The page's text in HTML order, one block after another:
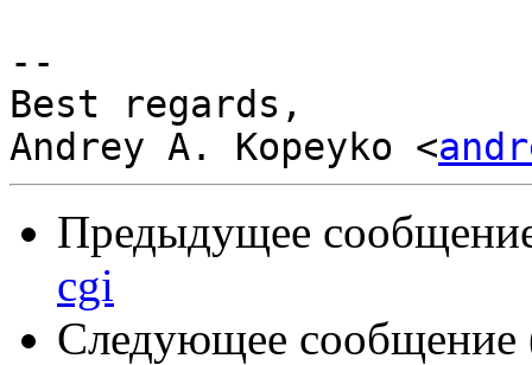
--
Best regards,
Andrey A. Kopeyko <
Предыдущее
cgi
Следующее сообщение